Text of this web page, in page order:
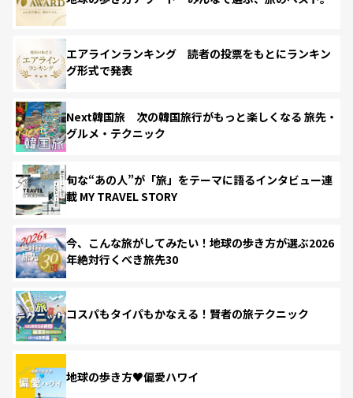
エアラインランキング 読者の投票をもとにランキン
グ形式で発表
Next韓国旅 次の韓国旅行がもっと楽しくなる 旅先・
グルメ・テクニック
旬な“あの人”が「旅」をテーマに語るインタビュー連
載 MY TRAVEL STORY
今、こんな旅がしてみたい！地球の歩き方が選ぶ2026
年絶対行くべき旅先30
コスパもタイパもかなえる！賢者の旅テクニック
地球の歩き方♥偏愛ハワイ